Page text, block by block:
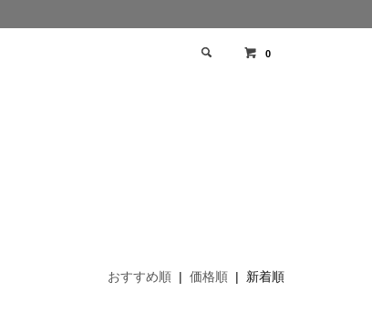
0
おすすめ順 | 価格順 | 新着順